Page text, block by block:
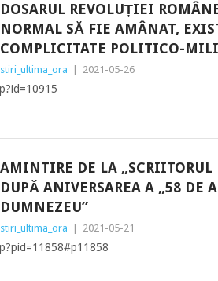
DOSARUL REVOLUȚIEI
NORMAL SĂ FIE AMÂNAT,
COMPLICITATE POLITICO-
stiri_ultima_ora 2021-05-26
AMINTIRE DE LA „SCRIITORUL
DUPĂ ANIVERSAREA A „58 DE
DUMNEZEU”
stiri_ultima_ora 2021-05-21